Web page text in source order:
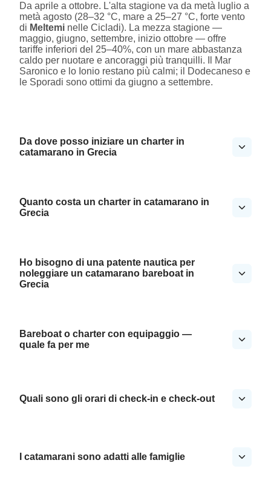
Da aprile a ottobre. L'alta stagione va da metà luglio a
metà agosto (28–32 °C, mare a 25–27 °C, forte vento
di Meltemi nelle Cicladi). La mezza stagione —
maggio, giugno, settembre, inizio ottobre — offre
tariffe inferiori del 25–40%, con un mare abbastanza
caldo per nuotare e ancoraggi più tranquilli. Il Mar
Saronico e lo Ionio restano più calmi; il Dodecaneso e
le Sporadi sono ottimi da giugno a settembre.
Da dove posso iniziare un charter in
catamarano in Grecia
Quanto costa un charter in catamarano in
Grecia
Ho bisogno di una patente nautica per
noleggiare un catamarano bareboat in
Grecia
Bareboat o charter con equipaggio —
quale fa per me
Quali sono gli orari di check-in e check-out
I catamarani sono adatti alle famiglie